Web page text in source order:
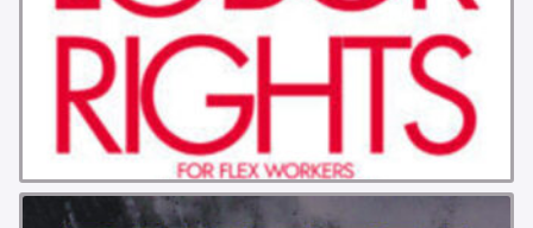
PROBLEMY Z AGENCJA… PRACY TYMCZASOWEJ
OTTO
KUNST-ANARCHISTISCHE DAG BAJEENKOMST
VERKIEZINGEN